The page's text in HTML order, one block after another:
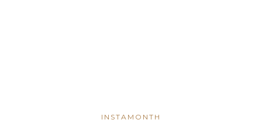
INSTAMONTH